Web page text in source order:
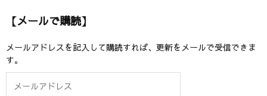
【メールで購読】
メールアドレスを記入して購読すれば、更新をメールで受信できま
す。